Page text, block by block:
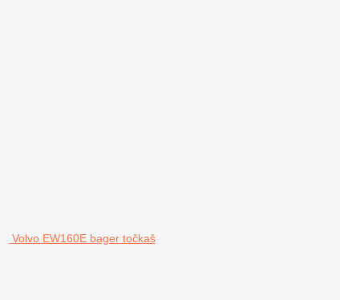
Volvo EW160E bager točkaš